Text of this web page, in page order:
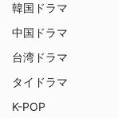
韓国ドラマ
中国ドラマ
台湾ドラマ
タイドラマ
K-POP